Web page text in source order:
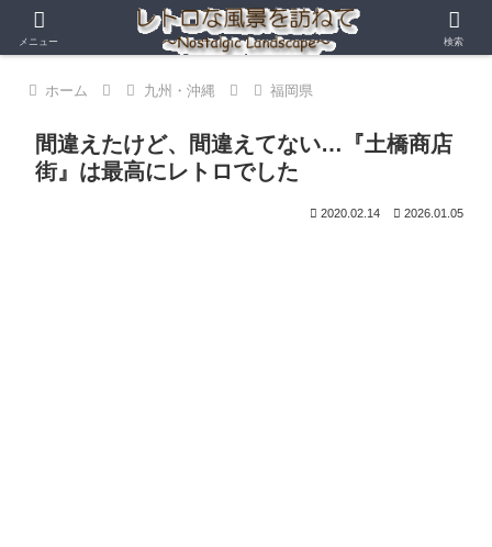
ホーム 九州・沖縄 福岡県
間違えたけど、間違えてない…『土橋商店
街』は最高にレトロでした
2020.02.14 2026.01.05
メニュー 検索